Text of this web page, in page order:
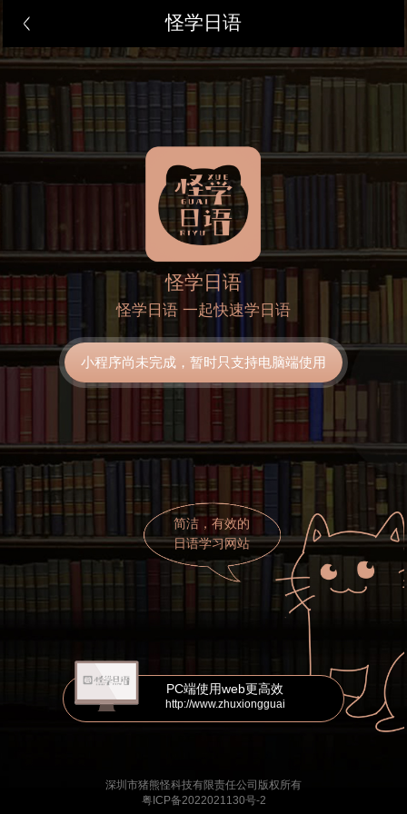
怪学日语
怪学日语
怪学日语 一起快速学日语
小程序尚未完成，暂时只支持电脑端使用
简洁，有效的
日语学习网站
PC端使用web更高效
http://www.zhuxiongguai
深圳市猪熊怪科技有限责任公司版权所有
粤ICP备2022021130号-2